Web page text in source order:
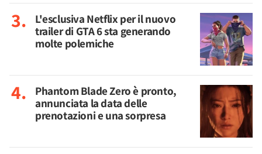
L'esclusiva Netflix per il nuovo
trailer di GTA 6 sta generando
molte polemiche
Phantom Blade Zero è pronto,
annunciata la data delle
prenotazioni e una sorpresa